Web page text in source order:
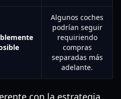
Algunos coches
podrían seguir
requiriendo
compras
separadas más
adelante.
con la estrategia